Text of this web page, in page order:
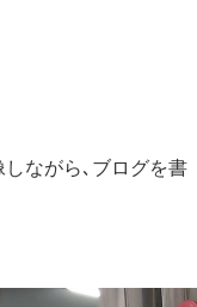
ながら､ブログを書